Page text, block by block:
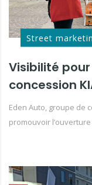
Street
Visibilité
concession
Eden Auto, groupe de
promouvoir